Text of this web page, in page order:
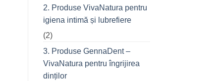
prietenii
în
oraș
2. Produse VivaNatura pentru
igiena intimă și lubrefiere
(2)
3. Produse GennaDent –
VivaNatura pentru îngrijirea
dinților